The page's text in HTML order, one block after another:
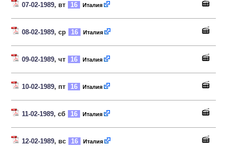
07-02-1989, вт 16 Италия
08-02-1989, ср 16 Италия
09-02-1989, чт 16 Италия
10-02-1989, пт 16 Италия
11-02-1989, сб 16 Италия
12-02-1989, вс 16 Италия